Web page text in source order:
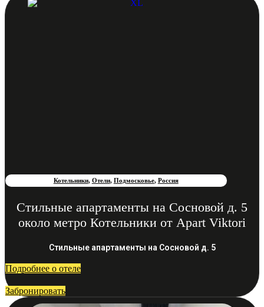
Котельники, Отели, Подмосковье, Россия
Стильные апартаменты на Сосновой д. 5
около метро Котельники от Apart Viktori
Стильные апартаменты на Сосновой д. 5
Подробнее о отеле
Забронировать